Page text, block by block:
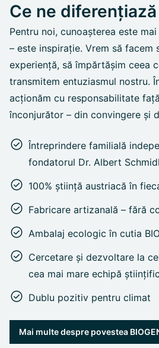
Ce ne diferențiază
Pentru noi, cunoașterea este
– este inspirație. Vrem să facem
experiență, să împărtășim ceea
transmitem entuziasmul nostru.
acționăm cu responsabilitate
înconjurător – din convingere și
Întreprindere familială
fondatorul Dr. Albert
100% știință austriacă în
Fabricare artizanală – fără
Ambalaj ecologic în cutia
Cercetare și dezvoltare la
cea mai mare echipă
Dublu pozitiv pentru climat
Mai multe despre povestea